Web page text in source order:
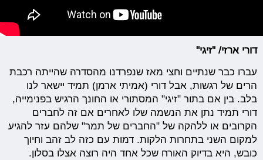
דורי ארזי/ "זיגי"
עברו כבר שנתיים וחצי מאז שנפרדנו מהסדרה שהייתה רכבת
הרים של רגשות, אבל דורי (אמיתי ארמן) תמיד יישאר לנו
בלב. בין אם בתור "זיגי" המסתורי או החונך הרגיש בפנימייה,
דורי תמיד נתן את הנשמה שלו לאחרים אם זה לחברים
הקרובים או ללהקה של "החברים של תמר" שלהם עזר להגיע
למקום השני בתחרות הלקות. דמות עם כזה לב זהב וחיוך
כובש, היא בדיוק האורח שכל אחד היה רוצה אצלו בסלון.